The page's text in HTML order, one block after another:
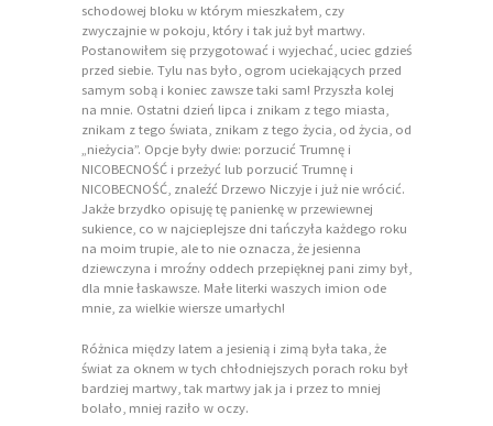
schodowej bloku w którym mieszkałem, czy
zwyczajnie w pokoju, który i tak już był martwy.
Postanowiłem się przygotować i wyjechać, uciec gdzieś
przed siebie. Tylu nas było, ogrom uciekających przed
samym sobą i koniec zawsze taki sam! Przyszła kolej
na mnie. Ostatni dzień lipca i znikam z tego miasta,
znikam z tego świata, znikam z tego życia, od życia, od
„nieżycia”. Opcje były dwie: porzucić Trumnę i
NICOBECNOŚĆ i przeżyć lub porzucić Trumnę i
NICOBECNOŚĆ, znaleźć Drzewo Niczyje i już nie wrócić.
Jakże brzydko opisuję tę panienkę w przewiewnej
sukience, co w najcieplejsze dni tańczyła każdego roku
na moim trupie, ale to nie oznacza, że jesienna
dziewczyna i mroźny oddech przepięknej pani zimy był,
dla mnie łaskawsze. Małe literki waszych imion ode
mnie, za wielkie wiersze umarłych!
Różnica między latem a jesienią i zimą była taka, że
świat za oknem w tych chłodniejszych porach roku był
bardziej martwy, tak martwy jak ja i przez to mniej
bolało, mniej raziło w oczy.